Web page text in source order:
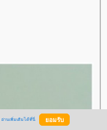
อ่านเพิ่มเติมได้ที่นี่